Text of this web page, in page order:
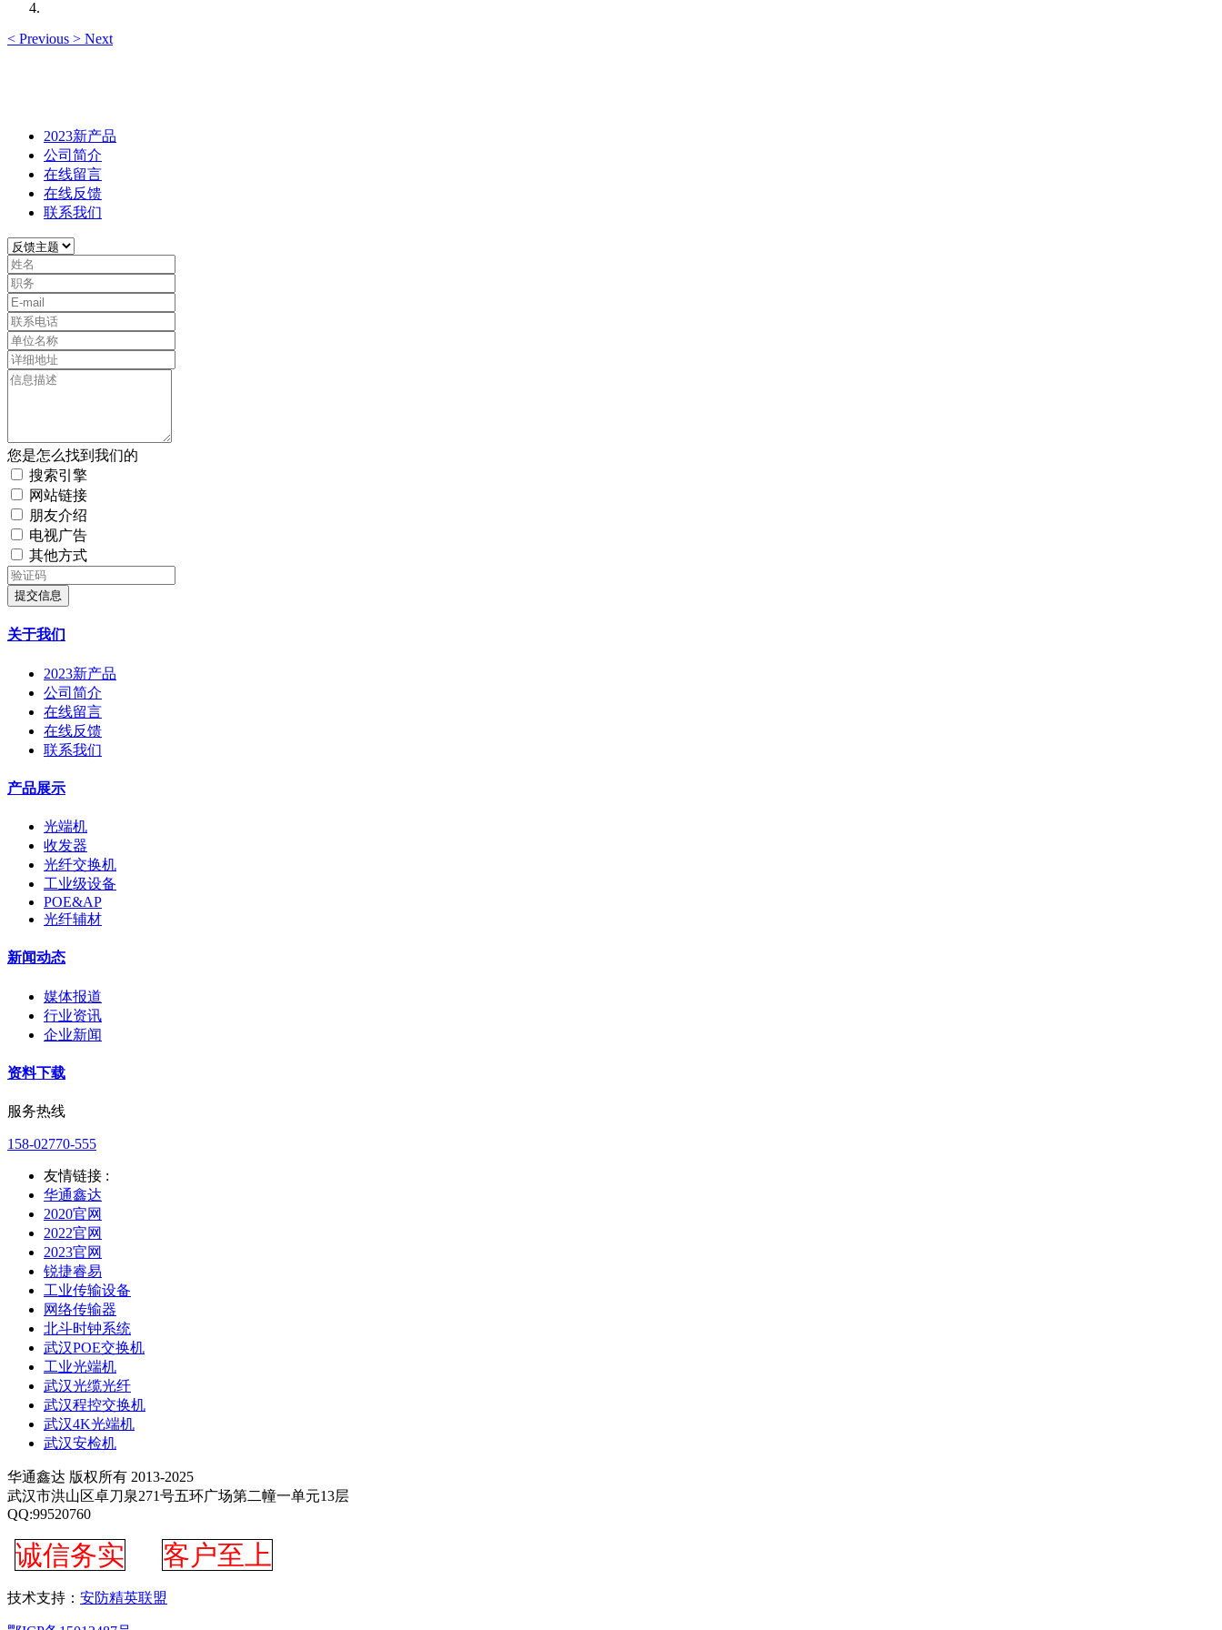
< Previous > Next
2023新产品
公司简介
在线留言
在线反馈
联系我们
您是怎么找到我们的
搜索引擎
网站链接
朋友介绍
电视广告
其他方式
提交信息
关于我们
2023新产品
公司简介
在线留言
在线反馈
联系我们
产品展示
光端机
收发器
光纤交换机
工业级设备
POE&AP
光纤辅材
新闻动态
媒体报道
行业资讯
企业新闻
资料下载
服务热线
158-02770-555
友情链接 :
华通鑫达
2020官网
2022官网
2023官网
锐捷睿易
工业传输设备
网络传输器
北斗时钟系统
武汉POE交换机
工业光端机
武汉光缆光纤
武汉程控交换机
武汉4K光端机
武汉安检机
华通鑫达 版权所有 2013-2025
武汉市洪山区卓刀泉271号五环广场第二幢一单元13层
QQ:99520760
诚信务实 客户至上
技术支持： 安防精英联盟